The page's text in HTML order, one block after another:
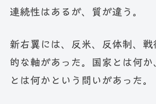
連続性はあるが、質が違う。
新右翼には、反米、反体制、
的な軸があった。国家とは何
とは何かという問いがあった。